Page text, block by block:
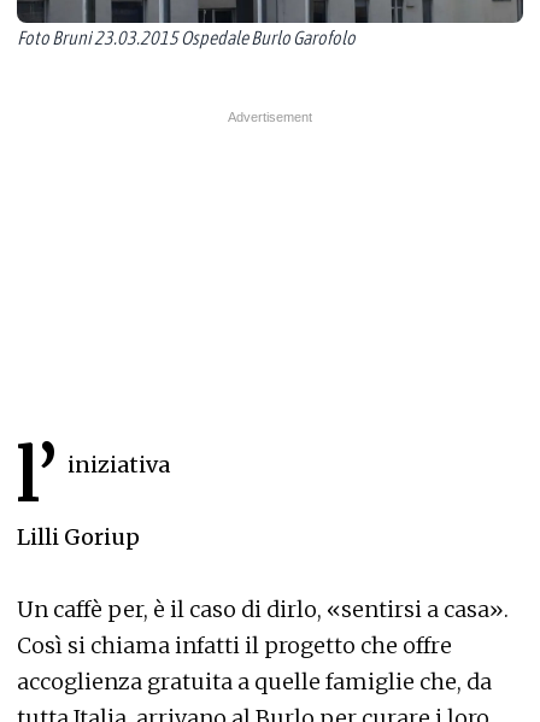
Foto Bruni 23.03.2015 Ospedale Burlo Garofolo
l’ iniziativa
Lilli Goriup
Un caffè per, è il caso di dirlo, «sentirsi a casa».
Così si chiama infatti il progetto che offre
accoglienza gratuita a quelle famiglie che, da